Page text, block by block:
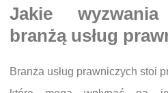
Jakie
branżą usług
Branża usług prawniczych stoi